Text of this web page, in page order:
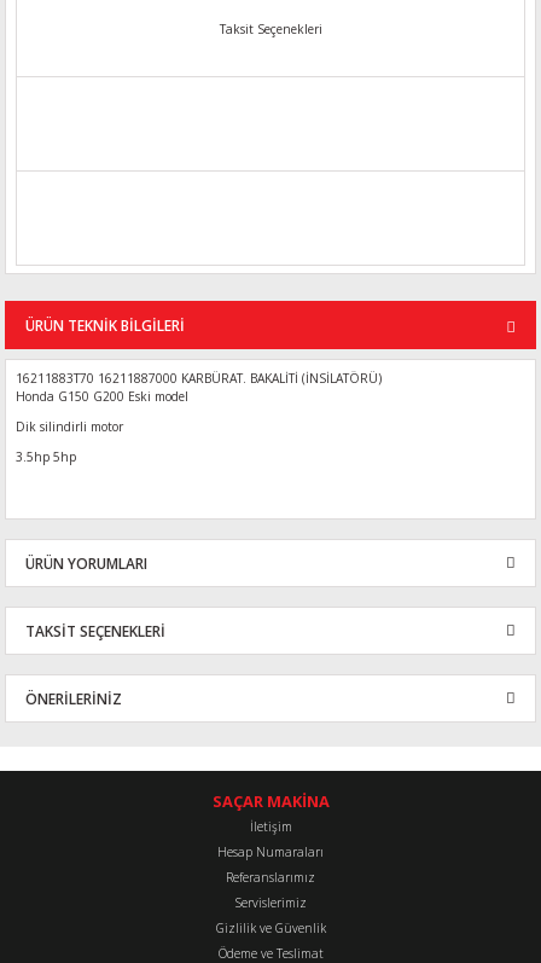
Taksit Seçenekleri
ÜRÜN TEKNİK BİLGİLERİ
16211883T70 16211887000 KARBÜRAT. BAKALİTİ (İNSİLATÖRÜ)
Honda G150 G200 Eski model
Dik silindirli motor
3.5hp 5hp
ÜRÜN YORUMLARI
Bu ürüne ilk yorumu siz yapın!
TAKSİT SEÇENEKLERİ
ÖNERİLERİNİZ
konularda yetersiz gördüğünüz noktaları öneri formunu kullanarak
Görüş ve önerileriniz için teşekkür ederiz.
Ürün resmi kalitesiz, bozuk veya görüntülenemiyor.
Ürün bilgilerinde hatalar bulunuyor.
SAÇAR MAKİNA
İletişim
Hesap Numaraları
Referanslarımız
Servislerimiz
Gizlilik ve Güvenlik
Ödeme ve Teslimat